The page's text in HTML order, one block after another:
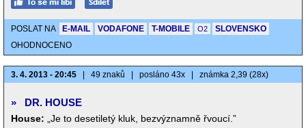
POSLAT NA E-MAIL VODAFONE T-MOBILE O2
SLOVENSKO
OHODNOCENO
3. 4. 2013 - 20:45 49 znaků posláno 43x známka 2,39 (28x)
» DR. HOUSE
House: „Je to desetiletý kluk, bezvýznamně řvoucí.”